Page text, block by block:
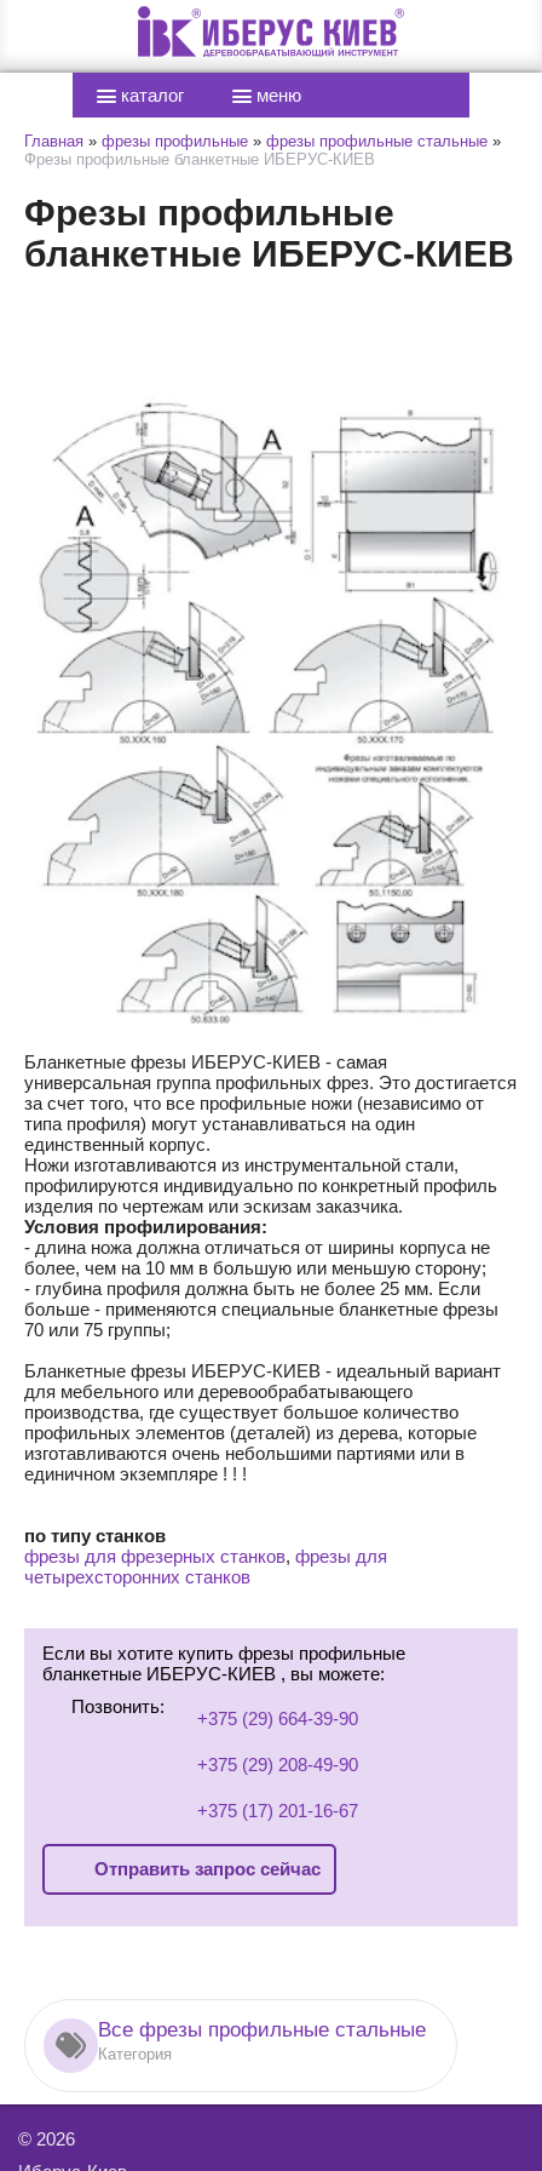
каталог меню
Главная » фрезы профильные » фрезы профильные стальные »
Фрезы профильные бланкетные ИБЕРУС-КИЕВ
Фрезы профильные
бланкетные ИБЕРУС-КИЕВ
Бланкетные фрезы ИБЕРУС-КИЕВ - самая
универсальная группа профильных фрез. Это достигается
за счет того, что все профильные ножи (независимо от
типа профиля) могут устанавливаться на один
единственный корпус.
Ножи изготавливаются из инструментальной стали,
профилируются индивидуально по конкретный профиль
изделия по чертежам или эскизам заказчика.
Условия профилирования:
- длина ножа должна отличаться от ширины корпуса не
более, чем на 10 мм в большую или меньшую сторону;
- глубина профиля должна быть не более 25 мм. Если
больше - применяются специальные бланкетные фрезы
70 или 75 группы;
Бланкетные фрезы ИБЕРУС-КИЕВ - идеальный вариант
для мебельного или деревообрабатывающего
производства, где существует большое количество
профильных элементов (деталей) из дерева, которые
изготавливаются очень небольшими партиями или в
единичном экземпляре ! ! !
по типу станков
фрезы для фрезерных станков, фрезы для
четырехсторонних станков
Если вы хотите купить фрезы профильные
бланкетные ИБЕРУС-КИЕВ , вы можете:
Позвонить:
+375 (29) 664-39-90
+375 (29) 208-49-90
+375 (17) 201-16-67
Отправить запрос сейчас
Все фрезы профильные стальные
Категория
© 2026